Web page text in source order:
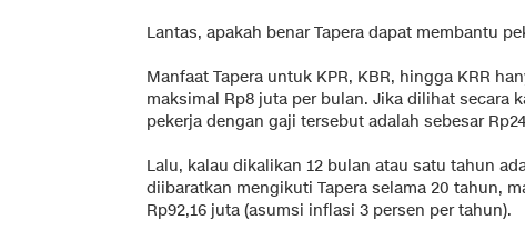
Lantas, apakah benar Tapera dapat membantu
Manfaat Tapera untuk KPR, KBR, hingga KRR
maksimal Rp8 juta per bulan. Jika dilihat secara
pekerja dengan gaji tersebut adalah sebesar
Lalu, kalau dikalikan 12 bulan atau satu tahun
diibaratkan mengikuti Tapera selama 20 tahun,
Rp92,16 juta (asumsi inflasi 3 persen per tahun).